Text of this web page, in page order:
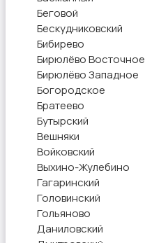
Беговой
Бескудниковский
Бибирево
Бирюлёво Восточное
Бирюлёво Западное
Богородское
Братеево
Бутырский
Вешняки
Войковский
Выхино-Жулебино
Гагаринский
Головинский
Гольяново
Даниловский